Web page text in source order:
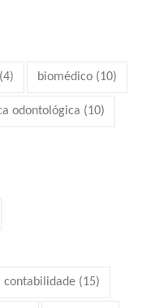
(4) biomédico (10)
odontológica (10)
contabilidade (15)